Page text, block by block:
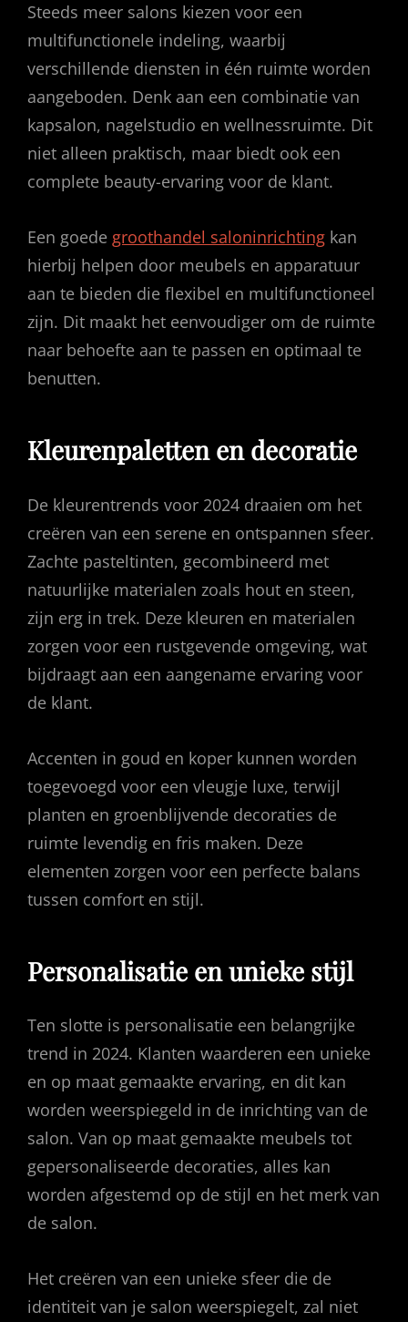
Steeds meer salons kiezen voor een
multifunctionele indeling, waarbij
verschillende diensten in één ruimte worden
aangeboden. Denk aan een combinatie van
kapsalon, nagelstudio en wellnessruimte. Dit
niet alleen praktisch, maar biedt ook een
complete beauty-ervaring voor de klant.
Een goede groothandel saloninrichting kan
hierbij helpen door meubels en apparatuur
aan te bieden die flexibel en multifunctioneel
zijn. Dit maakt het eenvoudiger om de ruimte
naar behoefte aan te passen en optimaal te
benutten.
Kleurenpaletten en decoratie
De kleurentrends voor 2024 draaien om het
creëren van een serene en ontspannen sfeer.
Zachte pasteltinten, gecombineerd met
natuurlijke materialen zoals hout en steen,
zijn erg in trek. Deze kleuren en materialen
zorgen voor een rustgevende omgeving, wat
bijdraagt aan een aangename ervaring voor
de klant.
Accenten in goud en koper kunnen worden
toegevoegd voor een vleugje luxe, terwijl
planten en groenblijvende decoraties de
ruimte levendig en fris maken. Deze
elementen zorgen voor een perfecte balans
tussen comfort en stijl.
Personalisatie en unieke stijl
Ten slotte is personalisatie een belangrijke
trend in 2024. Klanten waarderen een unieke
en op maat gemaakte ervaring, en dit kan
worden weerspiegeld in de inrichting van de
salon. Van op maat gemaakte meubels tot
gepersonaliseerde decoraties, alles kan
worden afgestemd op de stijl en het merk van
de salon.
Het creëren van een unieke sfeer die de
identiteit van je salon weerspiegelt, zal niet